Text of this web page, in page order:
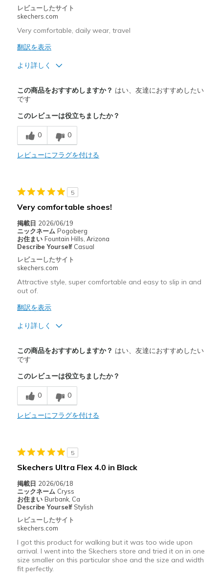
レビューしたサイト
skechers.com
Very comfortable, daily wear, travel
翻訳を表示
より詳しく
Breathe Well
Comfortable
Durable
以下に最適
Going Out
Travel
Width
Feels true to width
Sizing
Feels true to size
この商品をおすすめしますか？ はい、友達におすすめしたい
です
このレビューは役立ちましたか？
0 0
レビューにフラグを付ける
5
Very comfortable shoes!
掲載日 2026/06/19
ニックネーム Pogoberg
お住まい Fountain Hills, Arizona
Describe Yourself Casual
レビューしたサイト
skechers.com
Attractive style, super comfortable and easy to slip in and
out of.
翻訳を表示
より詳しく
Attractive Design
Breathe Well
Comfortable
Durable
以下に最適
Casual Wear
Travel
Width
Feels true to width
Sizing
View On Shoes
この商品をおすすめしますか？ はい、友達におすすめしたい
です
このレビューは役立ちましたか？
0 0
レビューにフラグを付ける
5
Skechers Ultra Flex 4.0 in Black
掲載日 2026/06/18
ニックネーム Cryss
お住まい Burbank, Ca
Describe Yourself Stylish
レビューしたサイト
skechers.com
I got this product for walking but it was too wide upon
arrival. I went into the Skechers store and tried it on in one
size smaller on this particular shoe and the size and width
fit perfectly.